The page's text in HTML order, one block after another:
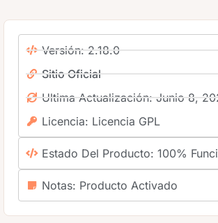
Versión: 2.18.0
Sitio Oficial
Ultima Actualización: Junio 8,
Licencia: Licencia GPL
Estado Del Producto: 100%
Notas: Producto Activado